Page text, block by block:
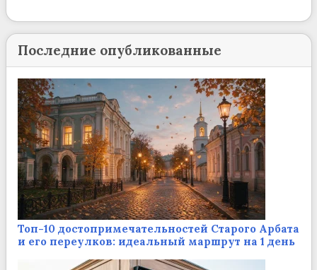
Последние опубликованные
Топ-10 достопримечательностей Старого Арбата
и его переулков: идеальный маршрут на 1 день